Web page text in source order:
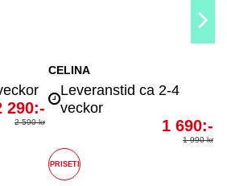
290:-
2 590 kr
CELINA
Leveranstid ca 2-4
veckor
1 690:-
1 990 kr
PRISETI